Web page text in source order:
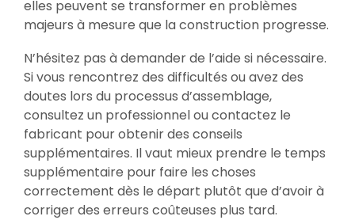
elles peuvent se transformer en problèmes
majeurs à mesure que la construction progresse.
N’hésitez pas à demander de l’aide si nécessaire.
Si vous rencontrez des difficultés ou avez des
doutes lors du processus d’assemblage,
consultez un professionnel ou contactez le
fabricant pour obtenir des conseils
supplémentaires. Il vaut mieux prendre le temps
supplémentaire pour faire les choses
correctement dès le départ plutôt que d’avoir à
corriger des erreurs coûteuses plus tard.